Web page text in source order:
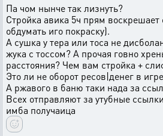
Па чом нынче так лизнуть?
Стройка авика 5ч прям воскрешает
обдумать иго покраску).
А сушка у тера или тоса не
жука с тоссом? А прочая говно
расстояния? Чем вам стройка +
Это ли не оборот ресов|денег в
А ржавого в баню таки нада за
Всех отправляют за утубные
имба получаица